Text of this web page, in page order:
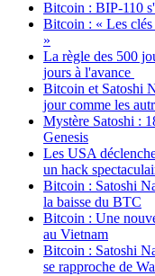
Bitcoin : BIP-110
Bitcoin : « Les
»
La règle des 500
jours à l'avance
Bitcoin et Satoshi
jour comme les
Mystère Satoshi :
Genesis
Les USA
un hack
Bitcoin : Satoshi
la baisse du BTC
Bitcoin : Une
au Vietnam
Bitcoin : Satoshi
se rapproche de